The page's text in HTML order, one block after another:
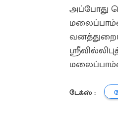
அப்போது
டேக்ஸ் :